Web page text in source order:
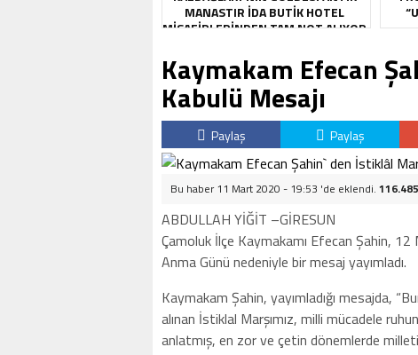
MANASTIR İDA BUTIK HOTEL
MISAFIRLERINDEN TAM NOT ALIYOR
Kaymakam Efecan
Kabulü Mesajı
Paylaş Paylaş
Bu haber 11 Mart 2020 - 19:53 'de eklendi. 116.485
ABDULLAH YİĞİT –GİRESUN
Çamoluk İlçe Kaymakamı Efecan Şahin,
Anma Günü nedeniyle bir mesaj yayımladı.
Kaymakam Şahin, yayımladığı mesajda,
alınan İstiklal Marşımız, milli mücadele
anlatmış, en zor ve çetin dönemlerde